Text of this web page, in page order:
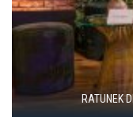
RATUNEK